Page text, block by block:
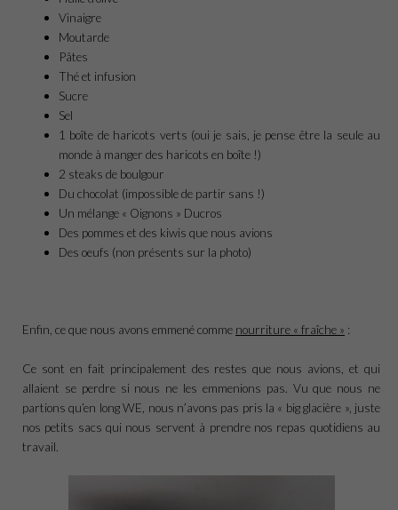
Vinaigre
Moutarde
Pâtes
Thé et infusion
Sucre
Sel
1 boîte de haricots verts (oui je sais, je pense être la seule au
monde à manger des haricots en boîte !)
2 steaks de boulgour
Du chocolat (impossible de partir sans !)
Un mélange « Oignons » Ducros
Des pommes et des kiwis que nous avions
Des oeufs (non présents sur la photo)
Enfin, ce que nous avons emmené comme nourriture « fraîche » :
Ce sont en fait principalement des restes que nous avions, et qui
allaient se perdre si nous ne les emmenions pas. Vu que nous ne
partions qu’en long WE, nous n’avons pas pris la « big glacière », juste
nos petits sacs qui nous servent à prendre nos repas quotidiens au
travail.